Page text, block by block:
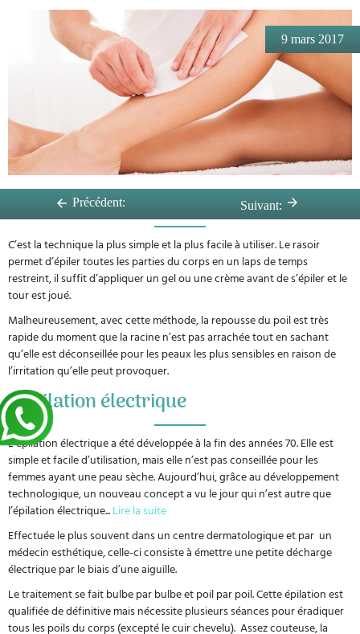
9 mars 2017
Précédent: Suivant:
L’épilation au rasoir
C’est la technique la plus simple et la plus facile à utiliser. Le rasoir
permet d’épiler toutes les parties du corps en un laps de temps
restreint, il suffit d’appliquer un gel ou une crème avant de s’épiler et le
tour est joué.
Malheureusement, avec cette méthode, la repousse du poil est très
rapide du moment que la racine n’est pas arrachée tout en sachant
qu’elle est déconseillée pour les peaux les plus sensibles en raison de
l’irritation qu’elle peut provoquer.
L’épilation électrique
L’épilation électrique a été développée à la fin des années 70. Elle est
simple et facile d’utilisation, mais elle n’est pas conseillée pour les
femmes ayant une peau sèche. Aujourd’hui, grâce au développement
technologique, un nouveau concept a vu le jour qui n’est autre que
l’épilation électrique...Lire la suite
Effectuée le plus souvent dans un centre dermatologique et par un
médecin esthétique, celle-ci consiste à émettre une petite décharge
électrique par le biais d’une aiguille.
Le traitement se fait bulbe par bulbe et poil par poil. Cette épilation est
qualifiée de définitive mais nécessite plusieurs séances pour éradiquer
tous les poils du corps (excepté le cuir chevelu). Assez couteuse, la